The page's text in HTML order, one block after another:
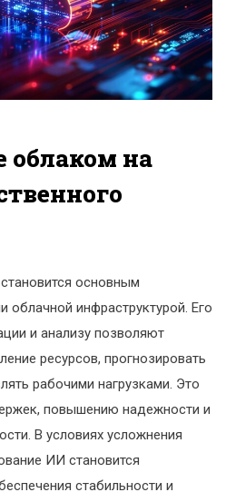
облаком на
основным
облачной инфраструктурой. Его
и анализу позволяют
ресурсов, прогнозировать
рабочими нагрузками. Это
повышению надежности и
В условиях усложнения
ИИ становится
стабильности и